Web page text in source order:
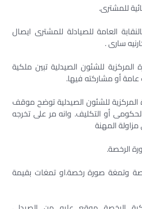
للمشترى.
العامة للصيادلة للمشترى ايصال
سارى .
المركزية للشئون الصيدلية تبين ملكية
أو مشاركته فيها.
المركزية للشئون الصيدلية توضح موقف
أو التكليف. وانه مر على تخرجه
المهنة
الرخصة.
وتمغة صورة رخصة.او تمغات بقيمة